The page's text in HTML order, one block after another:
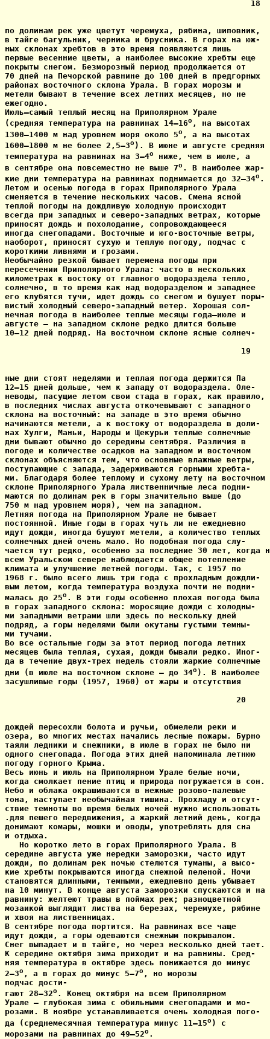
                                                   18
по долинам рек уже цветут черемуха, рябина, шиповник,
в тайге багульник, черника и брусника. В горах на юж-
ных склонах хребтов в это время появляются лишь
первые весенние цветы, а наиболее высокие хребты еще
покрыты снегом. Безморозный период продолжается от
70 дней на Печорской равнине до 100 дней в предгорных
районах восточного склона Урала. В горах морозы и
метели бывают в течение всех летних месяцев, но не
ежегодно.
Июль—самый теплый месяц на Приполярном Урале
(средняя температура на равнинах 14—16o , на высотах
1300—1400 м над уровнем моря около 5o , а на высотах
1600—1800 м не более 2,5—3o ). В июне и августе средняя
температура на равнинах на 3—4o
ниже, чем в июле, а
в сентябре она повсеместно не выше 7o . В наиболее жар-
кие дни температура на равнинах поднимается до 32—34o .
Летом и осенью погода в горах Приполярного Урала
сменяется в течение нескольких часов. Смена ясной
теплой погоды на дождливую холодную происходит
всегда при западных и северо-западных ветрах, которые
приносят дождь и похолодание, сопровождающееся
иногда снегопадами. Восточные и юго-восточные ветры,
наоборот, приносят сухую и теплую погоду, подчас с
короткими ливнями и грозами.
Необычайно резкой бывает перемена погоды при
пересечении Приполярного Урала: часто в нескольких
километрах к востоку от главного водораздела тепло,
солнечно, в то время как над водоразделом и западнее
его клубятся тучи, идет дождь со снегом и бушует поры-
вистый холодный северо-западный ветер. Хорошая сол-
нечная погода в наиболее теплые месяцы года—июле и
августе — на западном склоне редко длится больше
10—12 дней подряд. На восточном склоне ясные солнеч-
                                                 19
ные дни стоят неделями и теплая погода держится Па
12—15 дней дольше, чем к западу от водораздела. Оле-
неводы, пасущие летом свои стада в горах, как правило,
в последних числах августа откочевывают с западного
склона на восточный: на западе в это время обычно
начинаются метели, а к востоку от водораздела в доли-
нах Хулги, Маньи, Народы и Щекурьи теплые солнечные
дни бывают обычно до середины сентября. Различия в
погоде и количестве осадков на западном и восточном
склонах объясняются тем, что основные влажные ветры,
поступающие с запада, задерживаются горными хребта-
ми. Благодаря более теплому и сухому лету на восточном
склоне Приполярного Урала лиственничные леса подни-
маются по долинам рек в горы значительно выше (до
750 м над уровнем моря), чем на западном.
Летняя погода на Приполярном Урале не бывает
постоянной. Иные годы в горах чуть ли не ежедневно
идут дожди, иногда бушуют метели, а количество теплых
солнечных дней очень мало. Но подобная погода слу-
чается тут редко, особенно за последние 30 лет, когда
всем Уральском севере наблюдается общее потепление
климата и улучшение летней погоды. Так, с 1957 по
1968 г. было всего лишь три года с прохладным дождли-
вым летом, когда температура воздуха почти не подни-
малась до 25o . В эти годы особенно плохая погода была
в горах западного склона: моросящие дожди с холодны-
ми западными ветрами шли здесь по нескольку дней
подряд, а горы неделями были окутаны густыми темны-
ми тучами.
Во все остальные годы за этот период погода летних
месяцев была теплая, сухая, дожди бывали редко. Иног-
да в течение двух-трех недель стояли жаркие солнечные
дни (в июле на восточном склоне — до 34o ). В наиболее
засушливые годы (1957, 1960) от жары и отсутствия
                                                20
дождей пересохли болота и ручьи, обмелели реки и
озера, во многих местах начались лесные пожары. Бурно
таяли ледники и снежники, в июле в горах не было ни
одного снегопада. Погода этих дней напоминала летнюю
погоду горного Крыма.
Весь июнь и июль на Приполярном Урале белые ночи,
когда смолкает пение птиц и природа погружается в сон.
Небо и облака окрашиваются в нежные розово-палевые
тона, наступает необычайная тишина. Прохладу и отсут-
ствие темноты во время белых ночей нужно использовать
.для пешего передвижения, а жаркий летний день, когда
донимают комары, мошки и оводы, употреблять для сна
и отдыха.
   Но коротко лето в горах Приполярного Урала. В
середине августа уже нередки заморозки, часто идут
дожди, по долинам рек ночью стелются туманы, а высо-
кие хребты покрываются иногда снежной пеленой. Ночи
становятся длинными, темными, ежедневно день убывает
на 10 минут. В конце августа заморозки спускаются и на
равнину: желтеют травы в поймах рек; разноцветной
мозаикой выглядит листва на березах, черемухе, рябине
и хвоя на лиственницах.
В сентябре погода портится. На равнинах все чаще
идут дожди, а горы одеваются снежным покрывалом.
Снег выпадает и в тайге, но через несколько дней тает.
К середине октября зима приходит и на равнины. Сред-
няя температура в октябре здесь понижается до минус
2—3o , а в горах до минус 5—7o , но морозы
подчас дости-
гают 28—32o . Конец октября на всем Приполярном
Урале — глубокая зима с обильными снегопадами и мо-
розами. В ноябре устанавливается очень холодная пого-
да (среднемесячная температура минус 11—15o ) с
морозами на равнинах до 49—52o .